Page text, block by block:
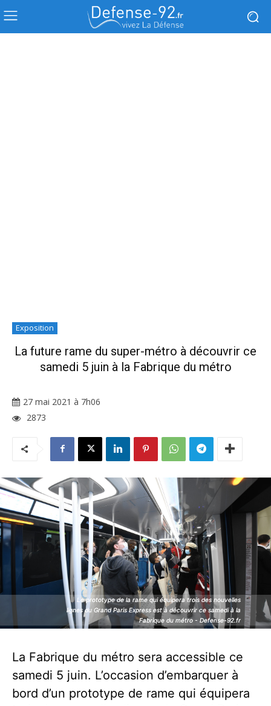
Exposition
La future rame du super-métro à découvrir ce
samedi 5 juin à la Fabrique du métro
27 mai 2021 à 7h06
2873
Le prototype de la rame qui équipera trois des nouvelles
lignes du Grand Paris Express est à découvrir ce samedi à la
Fabrique du métro - Defense-92.fr
Le prototype de la rame qui équipera trois des nouvelles
lignes du Grand Paris Express est à découvrir ce samedi à la
Fabrique du métro - Defense-92.fr
La Fabrique du métro sera accessible ce
samedi 5 juin. L’occasion d’embarquer à
bord d’un prototype de rame qui équipera